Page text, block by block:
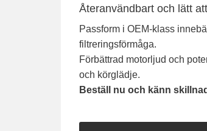
Återanvändbart och lätt
Passform i OEM-klass
filtreringsförmåga.
Förbättrad motorljud och
och körglädje.
Beställ nu och känn